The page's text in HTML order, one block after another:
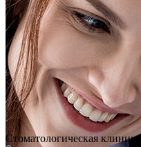
Стоматологическая клиника